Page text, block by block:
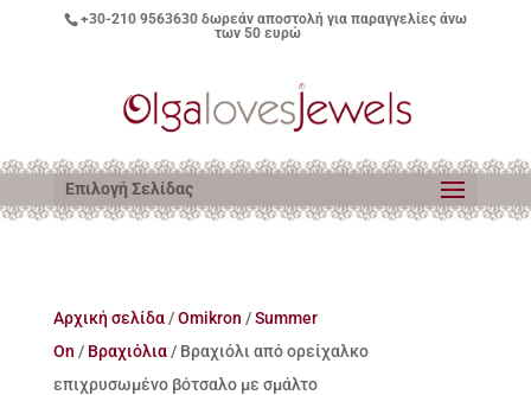
+30-210 9563630δωρεάν αποστολή για παραγγελίες άνω
των 50 ευρώ
Επιλογή Σελίδας
Αρχική σελίδα/Omikron /Summer
On / Βραχιόλια/ Βραχιόλι από ορείχαλκο
επιχρυσωμένο βότσαλο με σμάλτο